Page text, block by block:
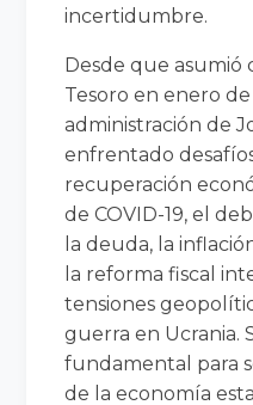
incertidumbre.
Desde que asumió
Tesoro en enero de
administración de
enfrentado
recuperación
de COVID-19, el
la deuda, la
la reforma fiscal
tensiones
guerra en Ucrania.
fundamental para
de la economía